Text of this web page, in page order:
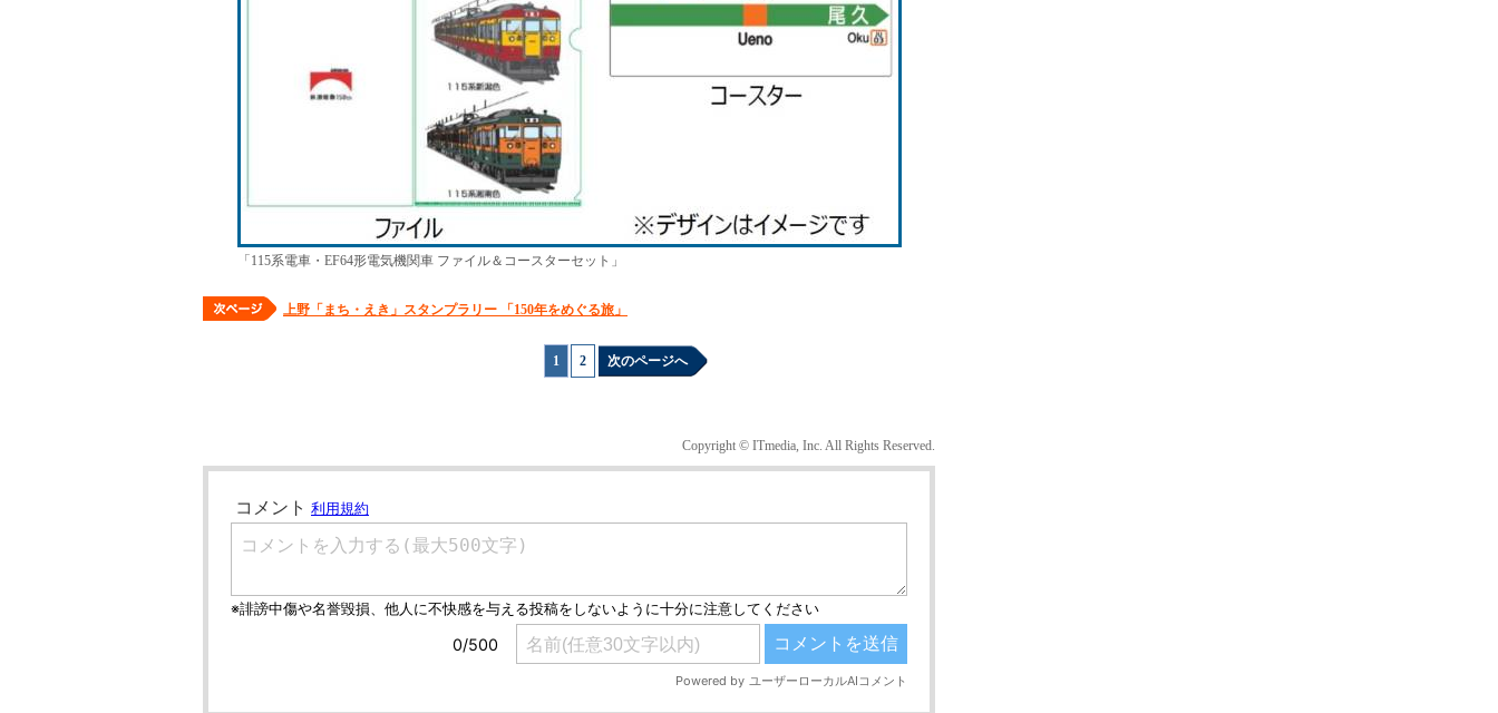
「115系電車・EF64形電気機関車 ファイル＆コースターセット」
上野「まち・えき」スタンプラリー 「150年をめぐる旅」
1 2 次のページへ
Copyright © ITmedia, Inc. All Rights Reserved.